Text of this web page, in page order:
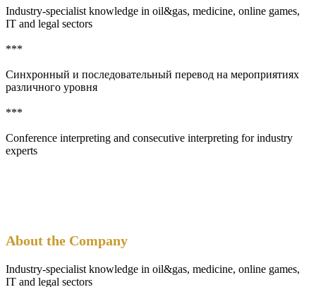
Industry-specialist knowledge in oil&gas, medicine, online games,
IT and legal sectors
***
Синхронный и последовательный перевод на мероприятиях
различного уровня
***
Conference interpreting and consecutive interpreting for industry
experts
About the Company
Industry-specialist knowledge in oil&gas, medicine, online games,
IT and legal sectors